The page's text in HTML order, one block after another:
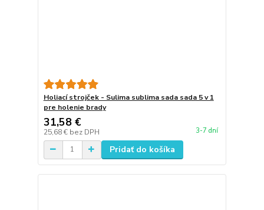
Holiací strojček - Sulima sublima sada sada 5 v 1
pre holenie brady
31,58 €
25,68 € bez DPH 3-7 dní
Pridať do košíka